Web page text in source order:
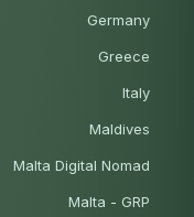
Germany
Greece
Italy
Maldives
Malta Digital Nomad
Malta - GRP